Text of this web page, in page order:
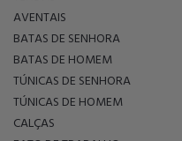
AVENTAIS
BATAS DE SENHORA
BATAS DE HOMEM
TÚNICAS DE SENHORA
TÚNICAS DE HOMEM
CALÇAS